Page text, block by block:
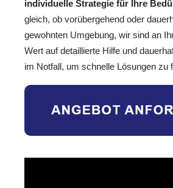
individuelle Strategie für Ihre
gleich, ob vorübergehend oder
gewohnten Umgebung, wir sind an
Wert auf detaillierte Hilfe und
im Notfall, um schnelle Lösungen zu